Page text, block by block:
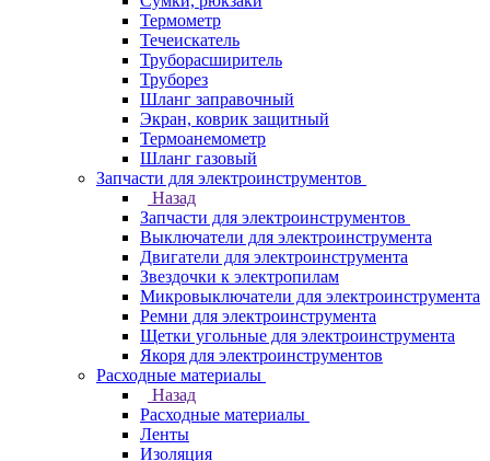
Термометр
Течеискатель
Труборасширитель
Труборез
Шланг заправочный
Экран, коврик защитный
Термоанемометр
Шланг газовый
Запчасти для электроинструментов
Назад
Запчасти для электроинструментов
Выключатели для электроинструмента
Двигатели для электроинструмента
Звездочки к электропилам
Микровыключатели для электроинструмента
Ремни для электроинструмента
Щетки угольные для электроинструмента
Якоря для электроинструментов
Расходные материалы
Назад
Расходные материалы
Ленты
Изоляция